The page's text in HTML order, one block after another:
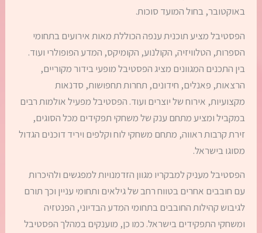
באוקטובר, בחול המועד סוכות.
הפסטיבל מציע תוכנית ענפה הכוללת מאות אירועים בתחומי
הספרות, הטלוויזיה, הקולנוע, הקומיקס, המדע הפופולרי ועוד.
בין התכנים המגוונים מציג הפסטיבל מופעי בידור מקוריים,
הרצאות, פאנלים, חידונים, תחרות תחפושות, סדנאות
מקצועיות, אירוח של יוצרים ועוד. הפסטיבל מפעיל אולמות רבים
במקביל ומציע מתחם ענק של משחקי תפקידים מכל הסוגים,
זירת קרבות ראווה, מתחם משחקי לוח וקלפים ויריד דוכנים הגדול
מסוגו בישראל.
הפסטיבל מעניק למבקריו מגוון הזדמנויות למפגשים ולהיכרות
עם חובבים אחרים בטווח רחב של גילאים ותחומי עניין וכך תורם
לגיבוש קהילות החובבים בתחומי המדע הבדיוני, הפנטזיה
ומשחקי התפקידים בישראל. כמו כן, מוענקים במהלך הפסטיבל